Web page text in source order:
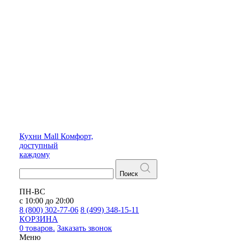
Кухни Mall Комфорт,
доступный
каждому
Поиск
ПН-ВС
с 10:00 до 20:00
8 (800) 302-77-06 8 (499) 348-15-11
КОРЗИНА
0 товаров. Заказать звонок
Меню